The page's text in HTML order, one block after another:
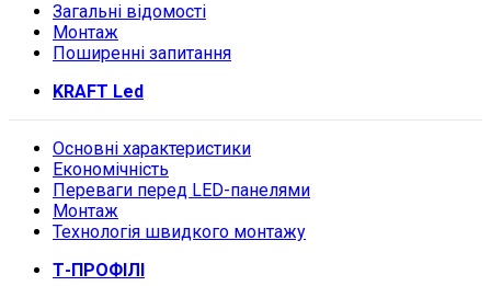
Загальні відомості
Монтаж
Поширенні запитання
KRAFT Led
Основні характеристики
Економічність
Переваги перед LED-панелями
Монтаж
Технологія швидкого монтажу
Т-ПРОФІЛІ